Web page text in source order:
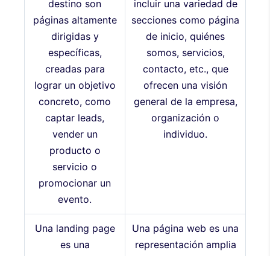
destino son
páginas altamente
dirigidas y
específicas,
creadas para
lograr un objetivo
concreto, como
captar leads,
vender un
producto o
servicio o
promocionar un
evento.
incluir una variedad de
secciones como página
de inicio, quiénes
somos, servicios,
contacto, etc., que
ofrecen una visión
general de la empresa,
organización o
individuo.
Una landing page
es una
Una página web es una
representación amplia